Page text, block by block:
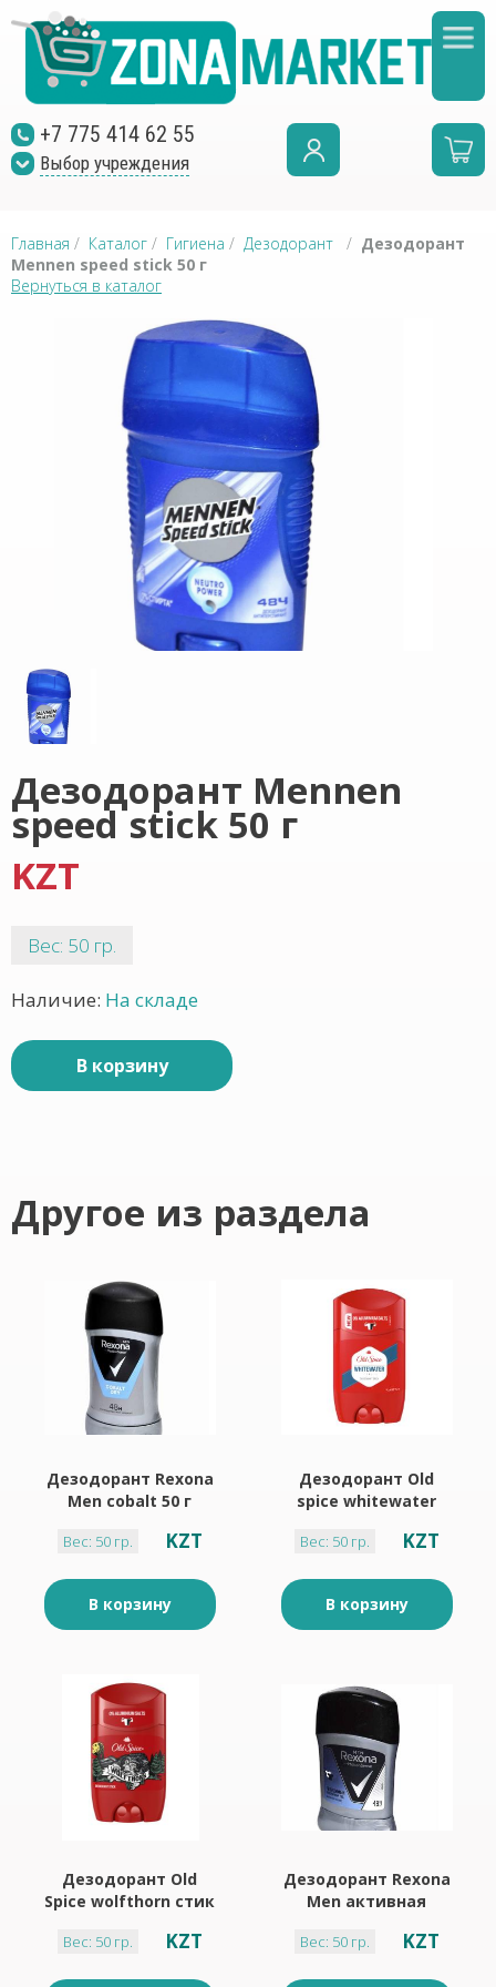
+7 775 414 62 55
Выбор учреждения
Главная / Каталог / Гигиена / Дезодорант / Дезодорант
Mennen speed stick 50 г
Вернуться в каталог
Дезодорант Mennen
speed stick 50 г
KZT
Вес: 50 гр.
Наличие: На складе
В корзину
Другое из раздела
Дезодорант Rexona
Men cobalt 50 г
Вес: 50 гр. KZT
В корзину
Дезодорант Old
spice whitewater
Вес: 50 гр. KZT
В корзину
Дезодорант Old
Spice wolfthorn стик
Вес: 50 гр. KZT
Дезодорант Rexona
Men активная
Вес: 50 гр. KZT